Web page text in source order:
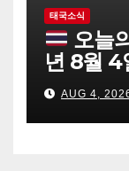
태국소식
오늘
년 8월 4
AUG 4,